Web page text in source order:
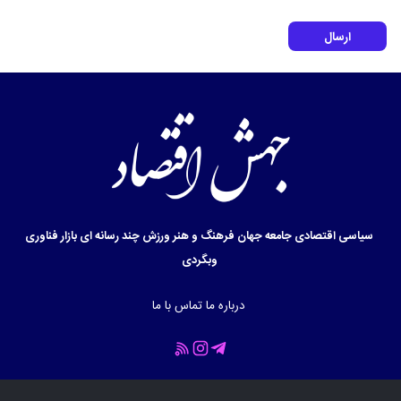
ارسال
سیاسیاقتصادیجامعهجهان فرهنگ و هنرورزشچند رسانه ایبازارفناوری
وبگردی
درباره ماتماس با ما